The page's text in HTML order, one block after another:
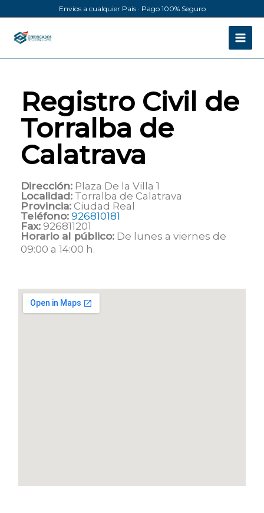
al
contenido
Envíos a cualquier País · Pago 100% Seguro
Registro Civil de
Torralba de
Calatrava
Dirección: Plaza De la Villa 1
Localidad: Torralba de Calatrava
Provincia: Ciudad Real
Teléfono: 926810181
Fax: 926811201
Horario al público: De lunes a viernes de
09:00 a 14:00 h.